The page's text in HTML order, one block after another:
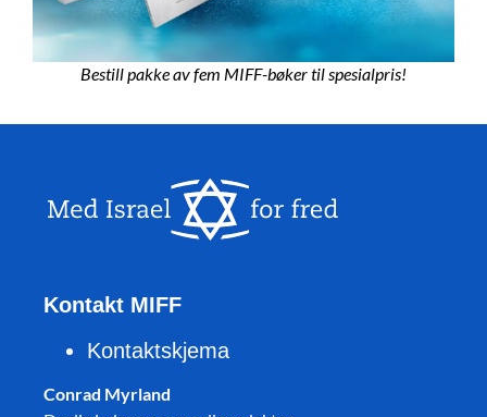
Bestill pakke av fem MIFF-bøker til spesialpris!
Kontakt MIFF
Kontaktskjema
Conrad Myrland